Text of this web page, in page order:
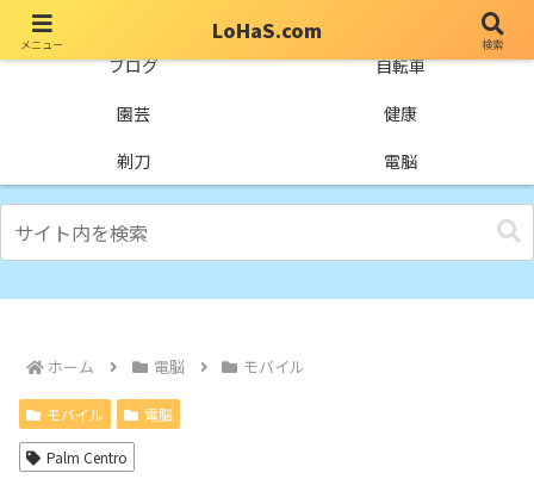
ブログ
自転車
園芸
健康
剃刀
電脳
ホーム 電脳 モバイル
モバイル 電脳
Palm Centro
メニュー
LoHaS.com
検索